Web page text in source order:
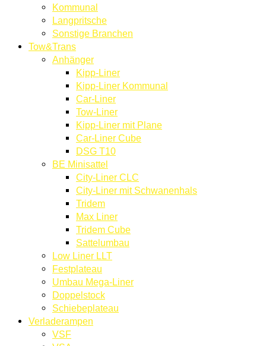
Kommunal
Langpritsche
Sonstige Branchen
Tow&Trans
Anhänger
Kipp-Liner
Kipp-Liner Kommunal
Car-Liner
Tow-Liner
Kipp-Liner mit Plane
Car-Liner Cube
DSG T10
BE Minisattel
City-Liner CLC
City-Liner mit Schwanenhals
Tridem
Max Liner
Tridem Cube
Sattelumbau
Low Liner LLT
Festplateau
Umbau Mega-Liner
Doppelstock
Schiebeplateau
Verladerampen
VSF